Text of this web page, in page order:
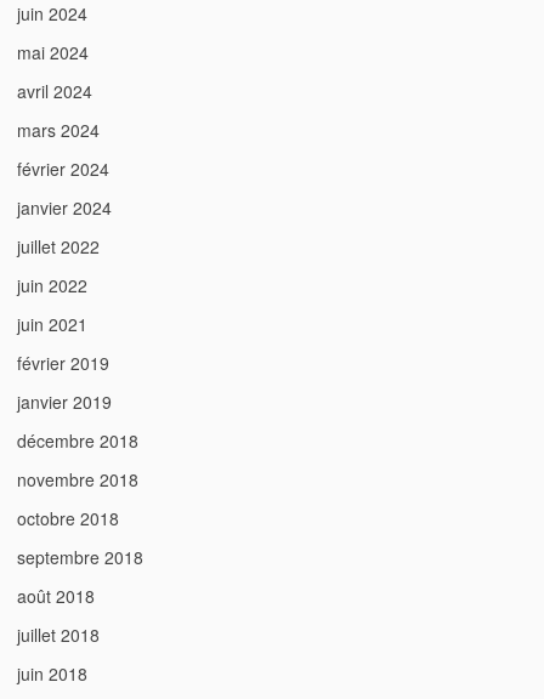
juin 2024
mai 2024
avril 2024
mars 2024
février 2024
janvier 2024
juillet 2022
juin 2022
juin 2021
février 2019
janvier 2019
décembre 2018
novembre 2018
octobre 2018
septembre 2018
août 2018
juillet 2018
juin 2018